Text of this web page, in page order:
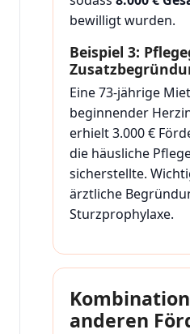
bewilligt wurden.
Beispiel 3:
Eine 73-jährige
beginnender
erhielt 3.000 €
die häusliche
sicherstellte.
ärztliche
Sturzprophylaxe.
anderen